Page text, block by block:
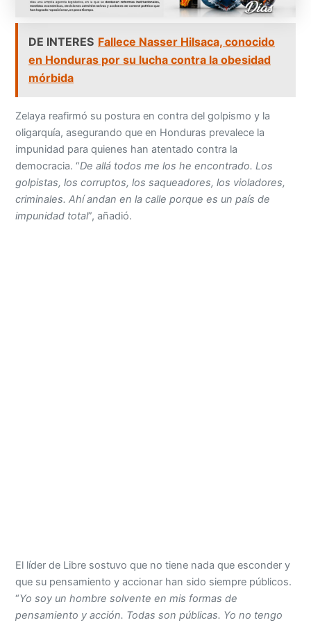
DE INTERES Fallece Nasser Hilsaca, conocido
en Honduras por su lucha contra la obesidad
mórbida
Zelaya reafirmó su postura en contra del golpismo y la
oligarquía, asegurando que en Honduras prevalece la
impunidad para quienes han atentado contra la
democracia. “De allá todos me los he encontrado. Los
golpistas, los corruptos, los saqueadores, los violadores,
criminales. Ahí andan en la calle porque es un país de
impunidad total”, añadió.
El líder de Libre sostuvo que no tiene nada que esconder y
que su pensamiento y accionar han sido siempre públicos.
“Yo soy un hombre solvente en mis formas de
pensamiento y acción. Todas son públicas. Yo no tengo